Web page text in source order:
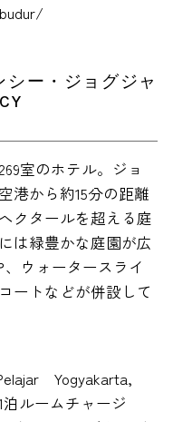
ー・ジョグジャ
室のホテル。ジョ
港から約15分の距離
クタールを超える庭
は緑豊かな庭園が広
ウォータースライ
ートなどが併設して
Yogyakarta,
泊ルームチャージ